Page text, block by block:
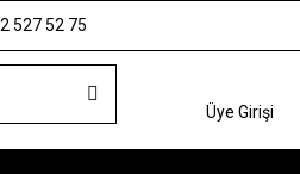
527 52 75
Üye Girişi